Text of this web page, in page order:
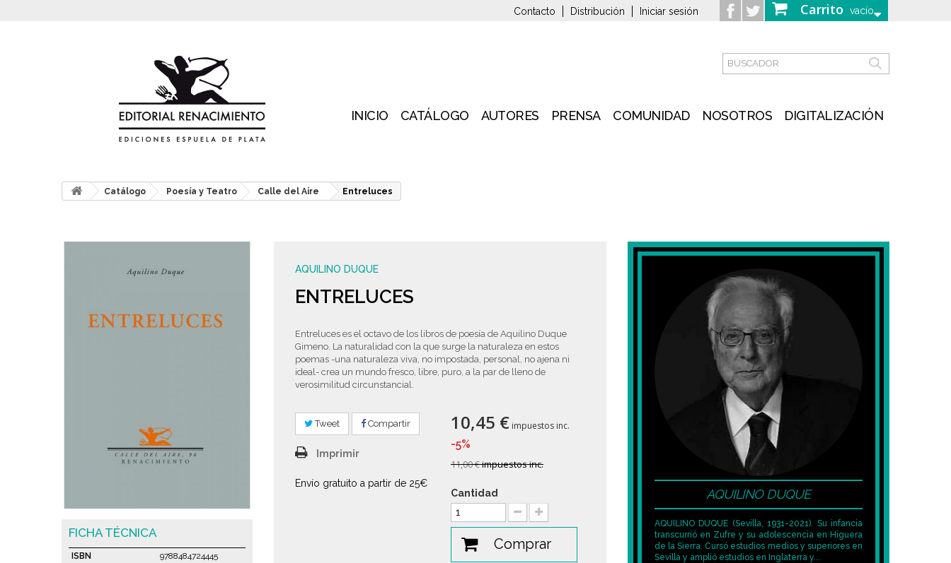
Carrito vacío
Contacto Distribución Iniciar sesión
INICIO CATÁLOGO AUTORES PRENSA COMUNIDAD NOSOTROS DIGITALIZACIÓN
Catálogo Poesía y Teatro Calle del Aire Entreluces
AQUILINO DUQUE
ENTRELUCES
Entreluces es el octavo de los libros de poesía de Aquilino Duque
Gimeno. La naturalidad con la que surge la naturaleza en estos
poemas -una naturaleza viva, no impostada, personal, no ajena ni
ideal- crea un mundo fresco, libre, puro, a la par de lleno de
verosimilitud circunstancial.
Tweet Compartir
Imprimir
Envío gratuito a partir de 25€
10,45 € impuestos inc.
-5%
11,00 €impuestos inc.
Cantidad
Comprar
FICHA TÉCNICA
ISBN
9788484724445
AQUILINO DUQUE
AQUILINO DUQUE (Sevilla, 1931-2021). Su infancia
transcurrió en Zufre y su adolescencia en Higuera
de la Sierra. Cursó estudios medios y superiores en
Sevilla y amplió estudios en Inglaterra y...